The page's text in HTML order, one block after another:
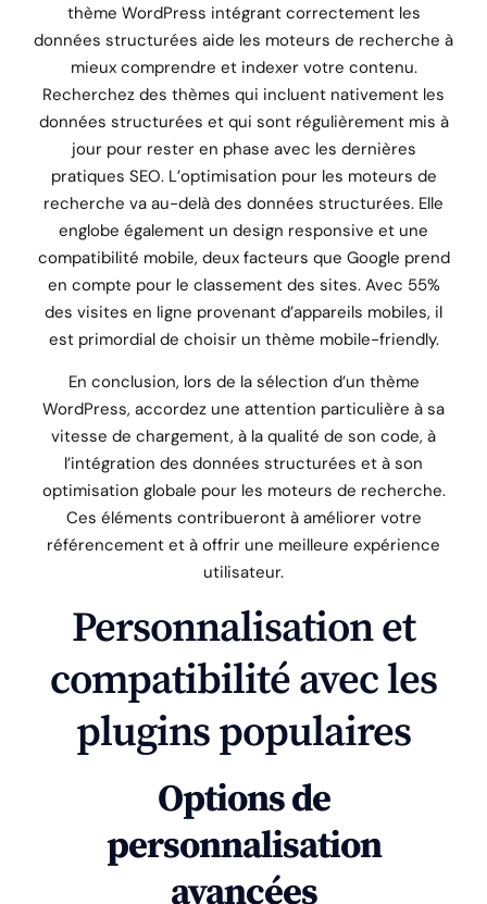
thème WordPress intégrant correctement les
données structurées aide les moteurs de recherche à
mieux comprendre et indexer votre contenu.
Recherchez des thèmes qui incluent nativement les
données structurées et qui sont régulièrement mis à
jour pour rester en phase avec les dernières
pratiques SEO. L’optimisation pour les moteurs de
recherche va au-delà des données structurées. Elle
englobe également un design responsive et une
compatibilité mobile, deux facteurs que Google prend
en compte pour le classement des sites. Avec 55%
des visites en ligne provenant d’appareils mobiles, il
est primordial de choisir un thème mobile-friendly.
En conclusion, lors de la sélection d’un thème
WordPress, accordez une attention particulière à sa
vitesse de chargement, à la qualité de son code, à
l’intégration des données structurées et à son
optimisation globale pour les moteurs de recherche.
Ces éléments contribueront à améliorer votre
référencement et à offrir une meilleure expérience
utilisateur.
Personnalisation et
compatibilité avec les
plugins populaires
Options de
personnalisation
avancées